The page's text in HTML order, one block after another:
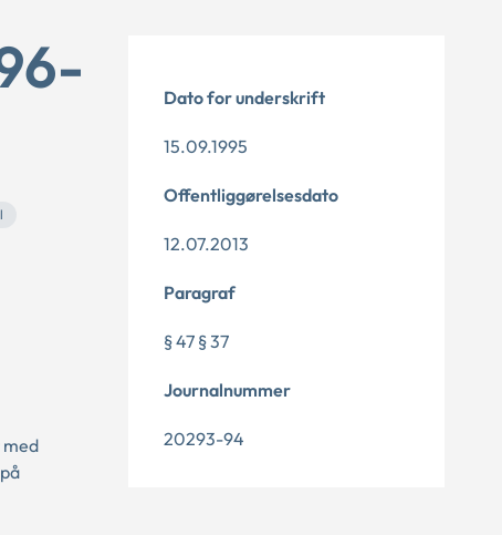
Dato for underskrift
15.09.1995
Offentliggørelsesdato
12.07.2013
Paragraf
§ 47 § 37
Journalnummer
20293-94